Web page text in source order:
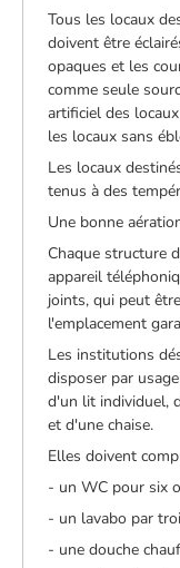
Tous les locaux
doivent être
opaques et les
comme seule
artificiel des
les locaux sans
Les locaux
tenus à des
Une bonne
Chaque structure
appareil
joints, qui peut
l'emplacement
Les institutions
disposer par
d'un lit individuel,
et d'une chaise.
Elles doivent
- un WC pour six
- un lavabo par
- une douche